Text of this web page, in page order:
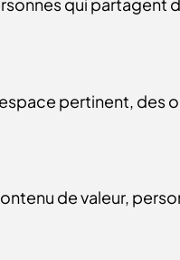
qui partagent
pertinent,
de valeur,